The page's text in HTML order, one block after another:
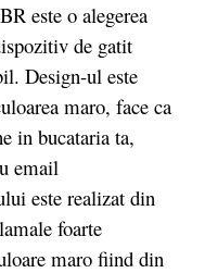
este o alegerea
de gatit
Design-ul este
maro, face ca
in bucataria ta,
email
este realizat din
foarte
maro fiind din